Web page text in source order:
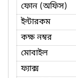
ফোন (অফিস)
ইন্টারকম
কক্ষ নম্বর
মোবাইল
ফ্যাক্স